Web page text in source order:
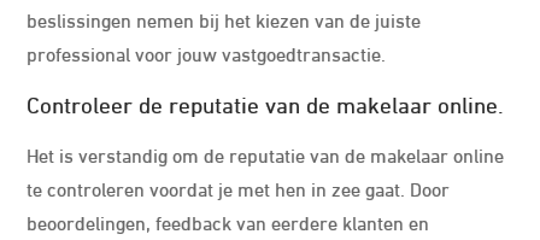
beslissingen nemen bij het kiezen van de juiste
professional voor jouw vastgoedtransactie.
Controleer de reputatie van de makelaar online.
Het is verstandig om de reputatie van de makelaar online
te controleren voordat je met hen in zee gaat. Door
beoordelingen, feedback van eerdere klanten en